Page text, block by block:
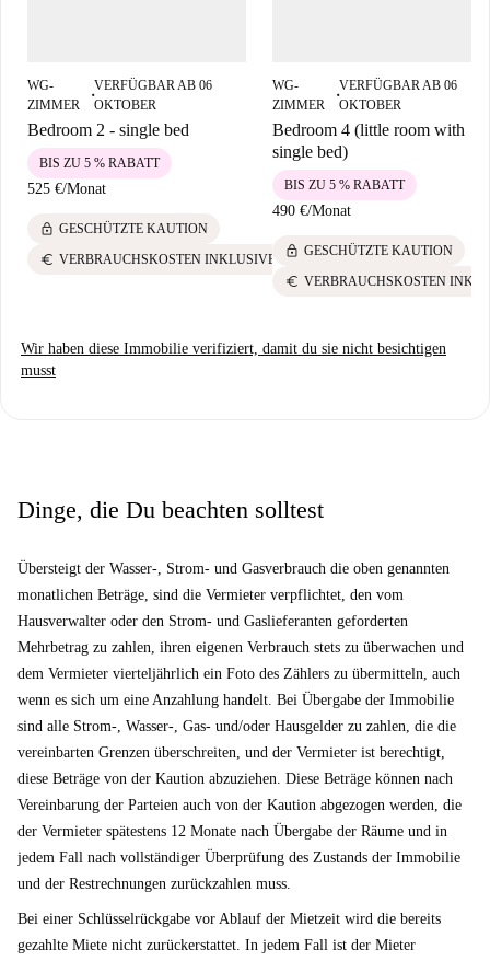
WG-
ZIMMER
■
VERFÜGBAR AB 06
OKTOBER
Bedroom 2 - single bed
525 €/Monat
BIS ZU 5 % RABATT
lock GESCHÜTZTE KAUTION
euro VERBRAUCHSKOSTEN INKLUSIVE
WG-
ZIMMER
■
VERFÜGBAR AB 06
OKTOBER
Bedroom 4 (little room with
single bed)
490 €/Monat
BIS ZU 5 % RABATT
lock GESCHÜTZTE KAUTION
euro VERBRAUCHSKOSTEN
Wir haben diese Immobilie verifiziert, damit du sie nicht besichtigen
musst
Dinge, die Du beachten solltest
Übersteigt der Wasser-, Strom- und Gasverbrauch die oben genannten
monatlichen Beträge, sind die Vermieter verpflichtet, den vom
Hausverwalter oder den Strom- und Gaslieferanten geforderten
Mehrbetrag zu zahlen, ihren eigenen Verbrauch stets zu überwachen und
dem Vermieter vierteljährlich ein Foto des Zählers zu übermitteln, auch
wenn es sich um eine Anzahlung handelt. Bei Übergabe der Immobilie
sind alle Strom-, Wasser-, Gas- und/oder Hausgelder zu zahlen, die die
vereinbarten Grenzen überschreiten, und der Vermieter ist berechtigt,
diese Beträge von der Kaution abzuziehen. Diese Beträge können nach
Vereinbarung der Parteien auch von der Kaution abgezogen werden, die
der Vermieter spätestens 12 Monate nach Übergabe der Räume und in
jedem Fall nach vollständiger Überprüfung des Zustands der Immobilie
und der Restrechnungen zurückzahlen muss.
Bei einer Schlüsselrückgabe vor Ablauf der Mietzeit wird die bereits
gezahlte Miete nicht zurückerstattet. In jedem Fall ist der Mieter